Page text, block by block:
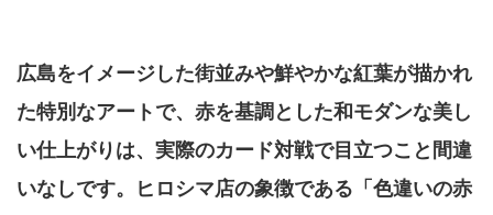
広島をイメージした街並みや鮮やかな紅葉が描かれ
た特別なアートで、 赤を基調とした和モダンな美し
い仕上がりは、実際のカード対戦で目立つこと間違
いなしです。ヒロシマ店の象徴である「色違いの赤